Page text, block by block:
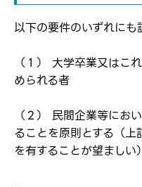
以下の要件のいずれにも
（１） 大学卒業又はこ
められる者
（２） 民間企業等にお
ることを原則とする（
を有することが望ましい）